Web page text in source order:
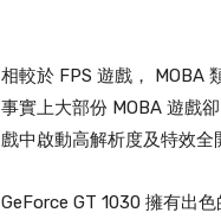
相較於 FPS 遊戲， MOBA
事實上大部份 MOBA 遊戲
戲中啟動高解析度及特效全
GeForce GT 1030 擁有出